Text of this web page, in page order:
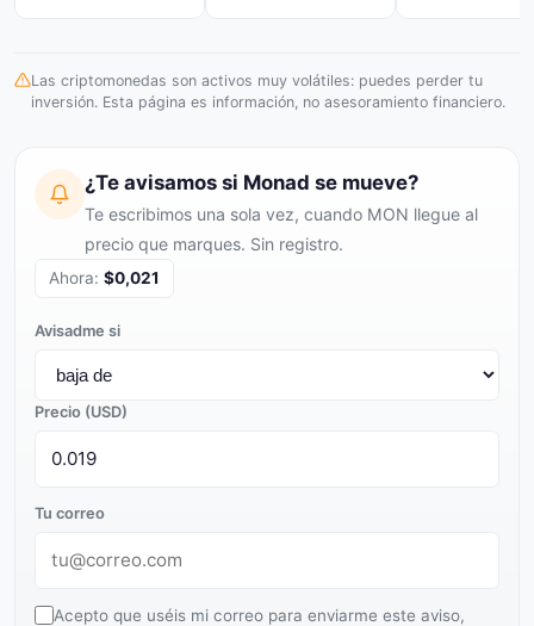
Las criptomonedas son activos muy volátiles: puedes perder tu
inversión. Esta página es información, no asesoramiento financiero.
¿Te avisamos si Monad se mueve?
Te escribimos una sola vez, cuando MON llegue al
precio que marques. Sin registro.
Ahora: $0,021
Avisadme si
Precio (USD)
Tu correo
Acepto que uséis mi correo para enviarme este aviso,